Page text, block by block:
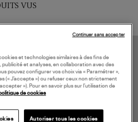
VUS
et technologies similaires à des fins de
et analyses, en collaboration avec des
pouvez configurer vos choix via « Paramétrer »,
(« J’accepte ») ou refuser ceux non strictement
»). Pour en savoir plus sur l’utilisation de
de cookies
Autoriser tous les cookies
Continuer sans accepter